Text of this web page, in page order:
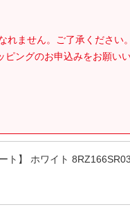
ません。ご了承ください。
ピングのお申込みをお願い
】 ホワイト